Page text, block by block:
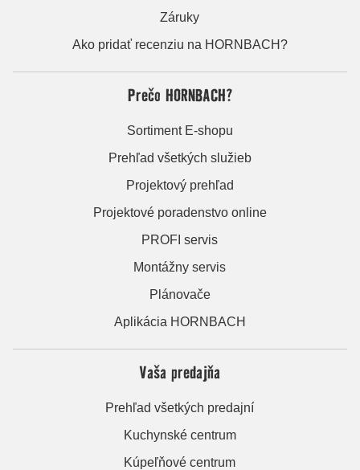
Záruky
Ako pridať recenziu na HORNBACH?
Prečo HORNBACH?
Sortiment E-shopu
Prehľad všetkých služieb
Projektový prehľad
Projektové poradenstvo online
PROFI servis
Montážny servis
Plánovače
Aplikácia HORNBACH
Vaša predajňa
Prehľad všetkých predajní
Kuchynské centrum
Kúpeľňové centrum